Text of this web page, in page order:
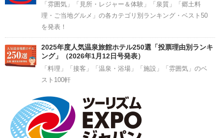
「雰囲気」「見所・レジャー＆体験」「泉質」「郷土料
理・ご当地グルメ」の各カテゴリ別ランキング・ベスト50
を発表！
2025年度人気温泉旅館ホテル250選「投票理由別ランキ
ング」（2026年1月12日号発表）
「料理」「接客」「温泉・浴場」「施設」「雰囲気」のベ
スト100軒